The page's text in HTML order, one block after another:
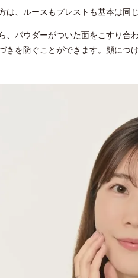
は、ルースもプレストも基本は同じ
、パウダーがついた面をこすり合
きを防ぐことができます。顔に